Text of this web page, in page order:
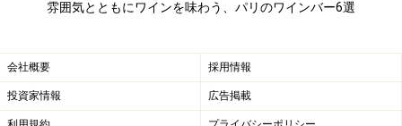
ったものがあったらお店でお土産として買って帰ること
ができるのもワイン専門店ならでは。ワイン選びのアド
バイスや輸入のノウハウに関して、日本人顧客担当の佐
雰囲気とともにワインを味わう、パリのワインバー6選
会社概要 採用情報
投資家情報 広告掲載